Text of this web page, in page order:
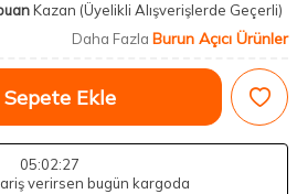
Kazan (Üyelikli Alışverişlerde Geçerli)
Daha Fazla Burun Açıcı Ürünler
Sepete Ekle
05:02:26
verirsen bugün kargoda